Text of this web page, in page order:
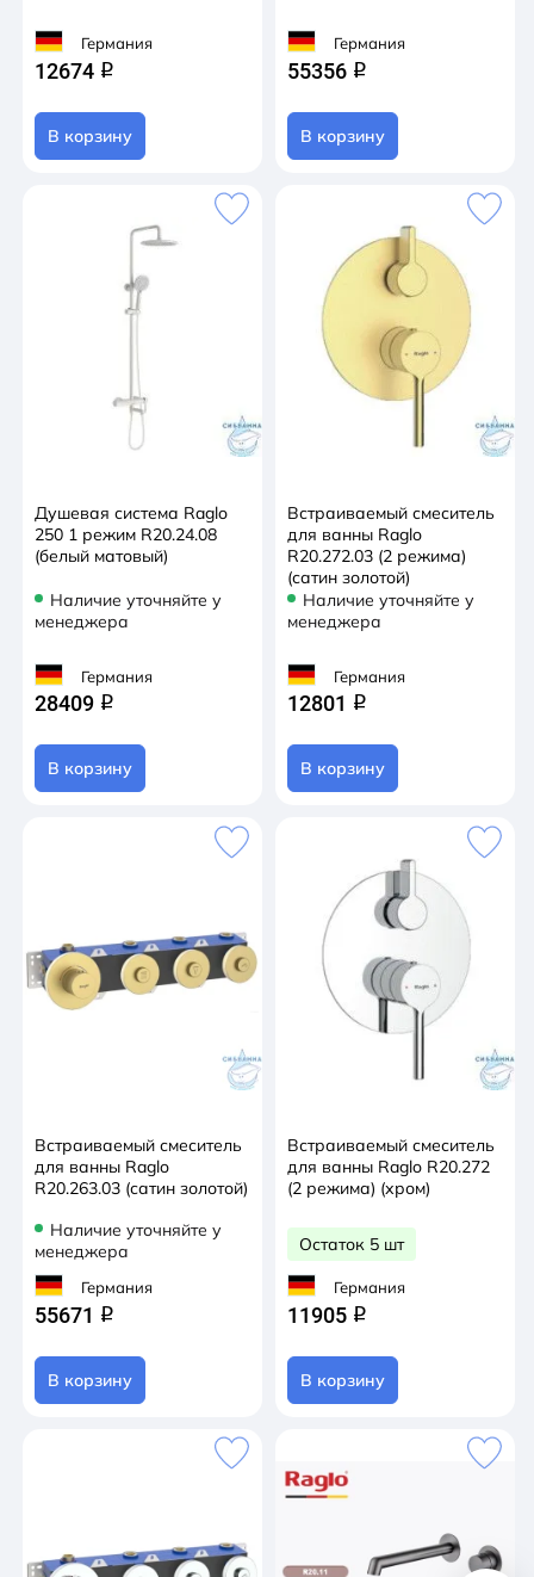
Германия
12674 q
В корзину
Германия
55356 q
В корзину
Душевая система Raglo
250 1 режим R20.24.08
(белый матовый)
Наличие уточняйте у
менеджера
Германия
28409 q
В корзину
Встраиваемый смеситель
для ванны Raglo
R20.272.03 (2 режима)
(сатин золотой)
Наличие уточняйте у
менеджера
Германия
12801 q
В корзину
Встраиваемый смеситель
для ванны Raglo
R20.263.03 (сатин золотой)
Наличие уточняйте у
менеджера
Германия
55671 q
В корзину
Встраиваемый смеситель
для ванны Raglo R20.272
(2 режима) (хром)
Остаток 5 шт
Германия
11905 q
В корзину